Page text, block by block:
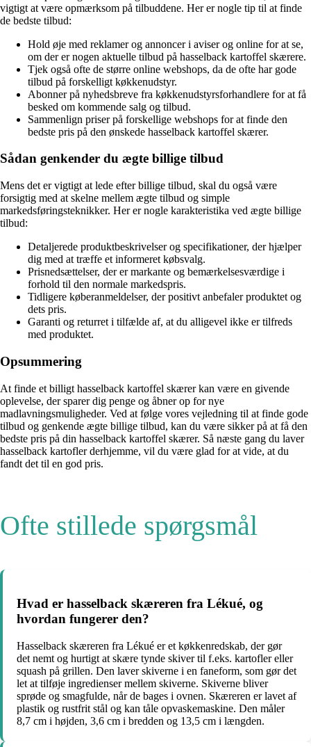
vigtigt at være opmærksom på tilbuddene. Her er nogle tip til at finde
de bedste tilbud:
Hold øje med reklamer og annoncer i aviser og online for at se,
om der er nogen aktuelle tilbud på hasselback kartoffel skærere.
Tjek også ofte de større online webshops, da de ofte har gode
tilbud på forskelligt køkkenudstyr.
Abonner på nyhedsbreve fra køkkenudstyrsforhandlere for at få
besked om kommende salg og tilbud.
Sammenlign priser på forskellige webshops for at finde den
bedste pris på den ønskede hasselback kartoffel skærer.
Sådan genkender du ægte billige tilbud
Mens det er vigtigt at lede efter billige tilbud, skal du også være
forsigtig med at skelne mellem ægte tilbud og simple
markedsføringsteknikker. Her er nogle karakteristika ved ægte billige
tilbud:
Detaljerede produktbeskrivelser og specifikationer, der hjælper
dig med at træffe et informeret købsvalg.
Prisnedsættelser, der er markante og bemærkelsesværdige i
forhold til den normale markedspris.
Tidligere køberanmeldelser, der positivt anbefaler produktet og
dets pris.
Garanti og returret i tilfælde af, at du alligevel ikke er tilfreds
med produktet.
Opsummering
At finde et billigt hasselback kartoffel skærer kan være en givende
oplevelse, der sparer dig penge og åbner op for nye
madlavningsmuligheder. Ved at følge vores vejledning til at finde gode
tilbud og genkende ægte billige tilbud, kan du være sikker på at få den
bedste pris på din hasselback kartoffel skærer. Så næste gang du laver
hasselback kartofler derhjemme, vil du være glad for at vide, at du
fandt det til en god pris.
Ofte stillede spørgsmål
Hvad er hasselback skæreren fra Lékué, og
hvordan fungerer den?
Hasselback skæreren fra Lékué er et køkkenredskab, der gør
det nemt og hurtigt at skære tynde skiver til f.eks. kartofler eller
squash på grillen. Den laver skiverne i en faneform, som gør det
let at tilføje ingredienser mellem skiverne. Skiverne bliver
sprøde og smagfulde, når de bages i ovnen. Skæreren er lavet af
plastik og rustfrit stål og kan tåle opvaskemaskine. Den måler
8,7 cm i højden, 3,6 cm i bredden og 13,5 cm i længden.